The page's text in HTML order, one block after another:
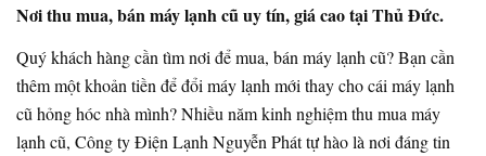
Nơi thu mua, bán máy lạnh cũ uy tín, giá cao tại Thủ Đức.
Quý khách hàng cần tìm nơi để mua, bán máy lạnh cũ? Bạn cần
thêm một khoản tiền để đổi máy lạnh mới thay cho cái máy lạnh
cũ hỏng hóc nhà mình? Nhiều năm kinh nghiệm thu mua máy
lạnh cũ, Công ty Điện Lạnh Nguyễn Phát tự hào là nơi đáng tin